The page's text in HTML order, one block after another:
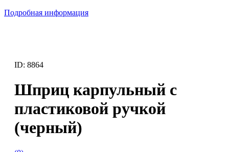
Подробная информация
ID: 8864
Шприц карпульный с
пластиковой ручкой
(черный)